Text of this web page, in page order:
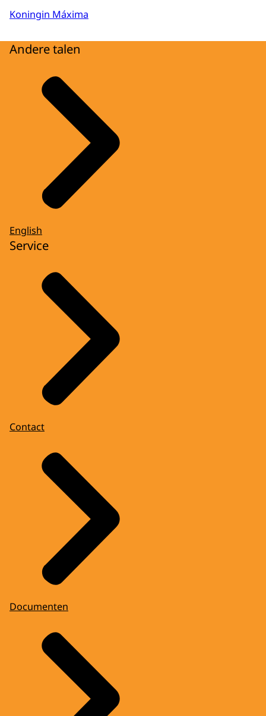
Koningin Máxima
Andere talen
English
Service
Contact
Documenten